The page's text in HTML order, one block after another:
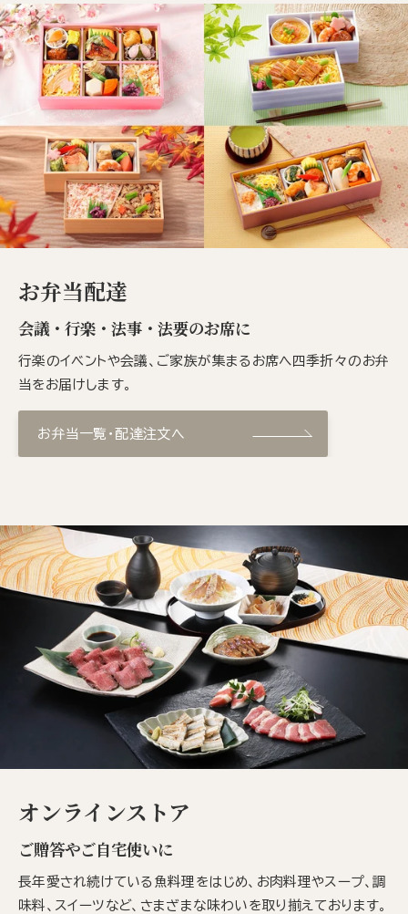
お弁当配達
会議・行楽・法事・法要のお席に
行楽のイベントや会議、ご家族が集まるお席へ四季折々のお弁
当をお届けします。
お弁当一覧・配達注文へ
オンラインストア
ご贈答やご自宅使いに
長年愛され続けている魚料理をはじめ、お肉料理やスープ、調
味料、スイーツなど、さまざまな味わいを取り揃えております。